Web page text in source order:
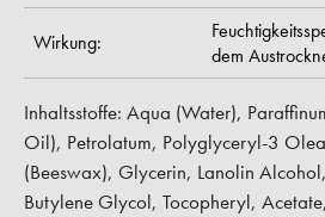
Wirkung:
dem
Inhaltsstoffe: Aqua (Water),
Oil), Petrolatum, Polyglyceryl-3
(Beeswax), Glycerin, Lanolin
Butylene Glycol, Tocopheryl,